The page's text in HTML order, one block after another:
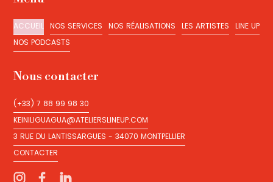
ACCUEIL
ACCUEIL
NOS SERVICES
NOS SERVICES
NOS RÉALISATIONS
LES ARTISTES
LINE UP
NOS PODCASTS
Nous contacter
(+33) 7 88 99 98 30
(+33) 7 88 99 98 30
KEINILIGUAGUA@ATELIERSLINEUP.COM
KEINILIGUAGUA@ATELIERSLINEUP.COM
3 RUE DU LANTISSARGUES - 34070 MONTPELLIER
3 RUE DU LANTISSARGUES - 34070 MONTPELLIER
CONTACTER